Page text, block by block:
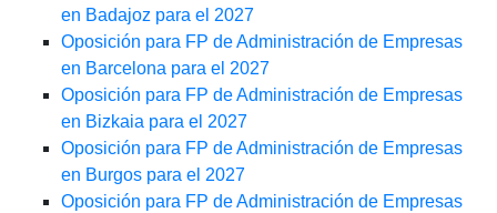
en Badajoz para el 2027
Oposición para FP de Administración de Empresas
en Barcelona para el 2027
Oposición para FP de Administración de Empresas
en Bizkaia para el 2027
Oposición para FP de Administración de Empresas
en Burgos para el 2027
Oposición para FP de Administración de Empresas